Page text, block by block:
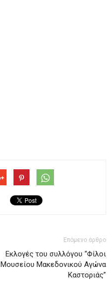
Επόμενο άρθρο
Eκλογές του συλλόγου “Φίλοι
Μουσείου Μακεδονικού Αγώνα
Καστοριάς”